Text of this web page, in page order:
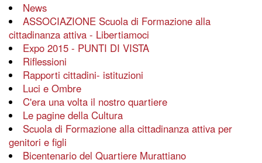
News
ASSOCIAZIONE Scuola di Formazione alla
cittadinanza attiva - Libertiamoci
Expo 2015 - PUNTI DI VISTA
Riflessioni
Rapporti cittadini- istituzioni
Luci e Ombre
C'era una volta il nostro quartiere
Le pagine della Cultura
Scuola di Formazione alla cittadinanza attiva per
genitori e figli
Bicentenario del Quartiere Murattiano